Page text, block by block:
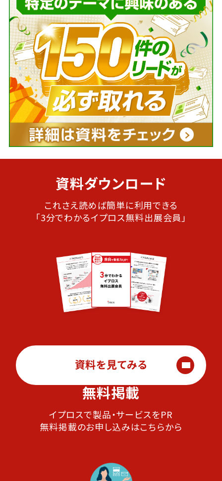
資料ダウンロード
これさえ読めば簡単に利用できる
「3分でわかるイプロス無料出展会員」
資料を見てみる
無料掲載
イプロスで製品・サービスをPR
無料掲載のお申し込みはこちらから